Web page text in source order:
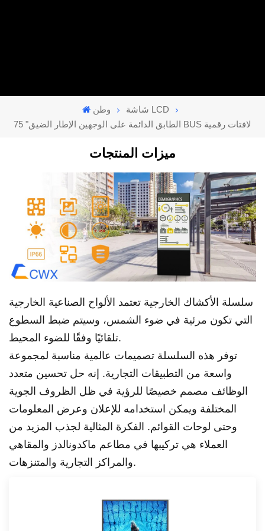
وطن
شاشة LCD
75 "الطابق الدائمة على الوجهين الإطار الضيق BUS لافتات رقمية
ميزات المنتجات
سلسلة الأكشاك الخارجية تعتمد الألواح الصناعية الخارجية
التي تكون مرئية في ضوء الشمس، وسيتم ضبط السطوع
تلقائيًا وفقًا للضوء المحيط.
توفر هذه السلسلة تصميمات عالمية مناسبة لمجموعة
واسعة من التطبيقات التجارية. إنه حل تحسين متعدد
الوظائف مصمم خصيصًا للرؤية في ظل الظروف الجوية
المختلفة ويمكن استخدامه للإعلان وعرض المعلومات
وحتى لوحات القوائم. الفكرة المثالية لجذب المزيد من
العملاء هي تركيبها في مطاعم ماكدونالدز والمقاهي
والمراكز التجارية والمتنزهات.